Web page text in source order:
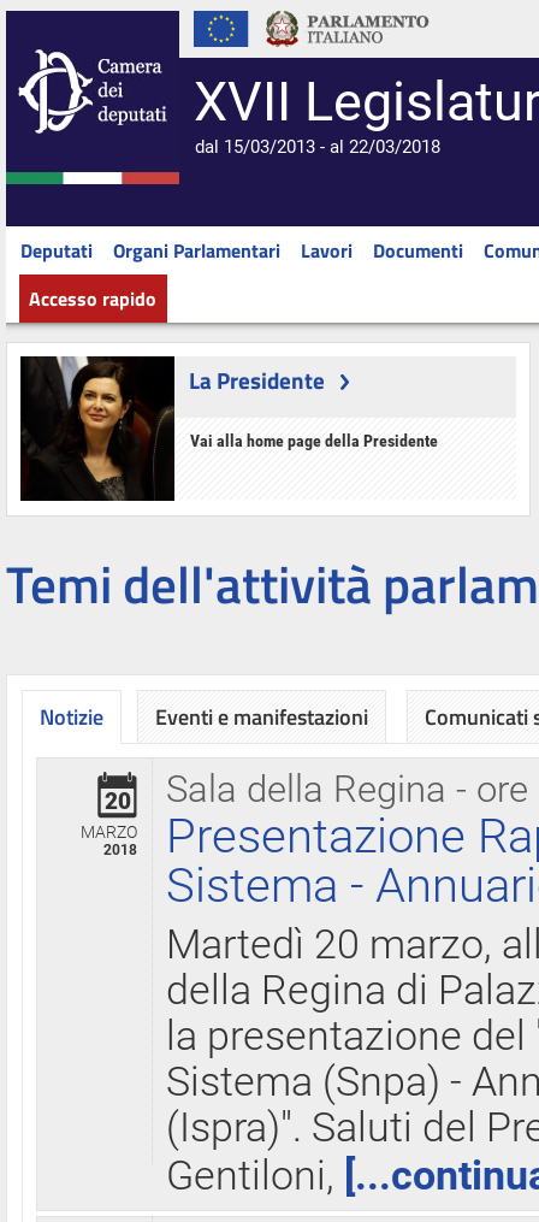
XVII
dal 15/03/2013 - al 22/03/2018
Deputati Organi Parlamentari Lavori Documenti
Accesso rapido
La Presidente
Vai alla home page della Presidente
Temi dell'attività
Notizie
Sala della Regina - ore
20
MARZO
2018
Presentazione
Sistema -
Martedì 20 marzo,
della Regina di
la presentazione
Sistema (Snpa) -
(Ispra)". Saluti del
Gentiloni,
Eventi e manifestazioni Comunicati